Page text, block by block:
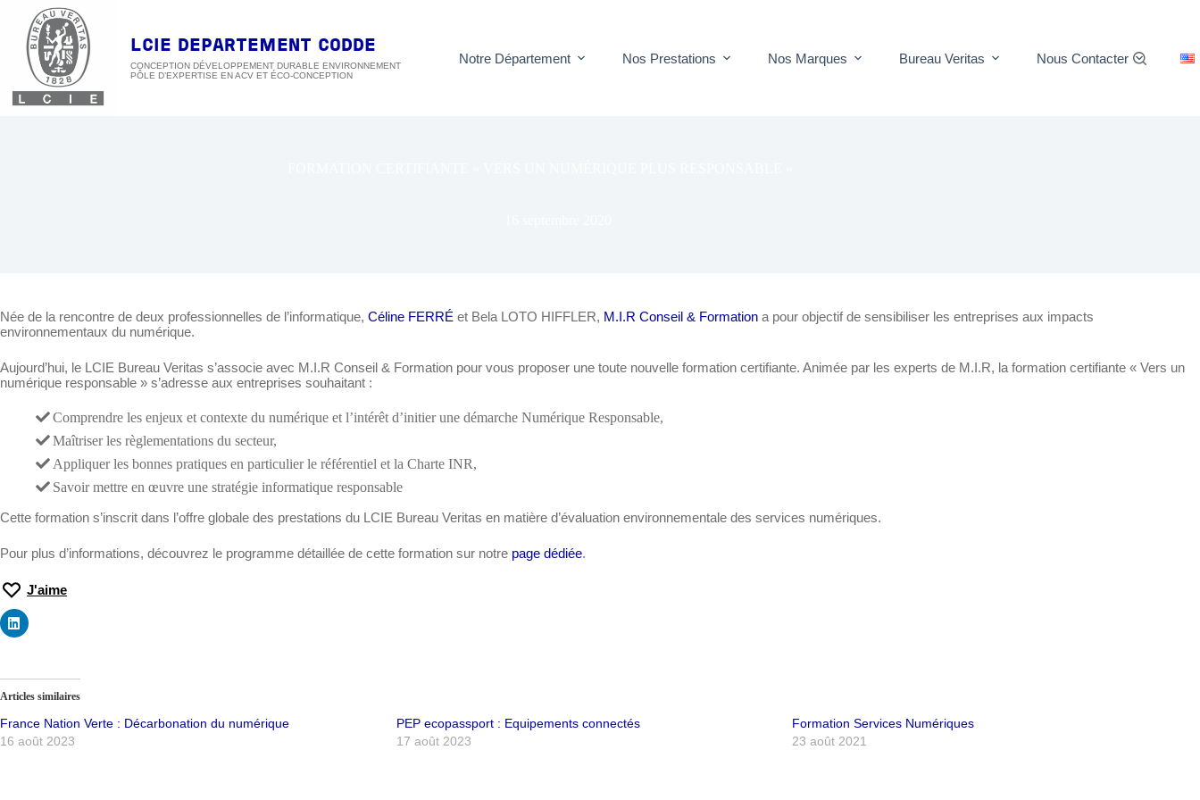
contenu
LCIE DEPARTEMENT CODDE
CONCEPTION DÉVELOPPEMENT DURABLE ENVIRONNEMENT Notre Département Nos Prestations Nos Marques Bureau Veritas Nous Contacter
Née de la rencontre de deux professionnelles de l’informatique, Céline FERRÉ et Bela LOTO HIFFLER, M.I.R Conseil & Formation a pour objectif de sensibiliser les entreprises aux impacts
environnementaux du numérique.
Aujourd’hui, le LCIE Bureau Veritas s’associe avec M.I.R Conseil & Formation pour vous proposer une toute nouvelle formation certifiante. Animée par les experts de M.I.R, la formation certifiante « Vers un
numérique responsable » s’adresse aux entreprises souhaitant :
Comprendre les enjeux et contexte du numérique et l’intérêt d’initier une démarche Numérique Responsable,
Maîtriser les règlementations du secteur,
Appliquer les bonnes pratiques en particulier le référentiel et la Charte INR,
Savoir mettre en œuvre une stratégie informatique responsable
Cette formation s’inscrit dans l’offre globale des prestations du LCIE Bureau Veritas en matière d’évaluation environnementale des services numériques.
Pour plus d’informations, découvrez le programme détaillée de cette formation sur notre page dédiée.
J'aime
Articles similaires
France Nation Verte : Décarbonation du numérique
16 août 2023
PEP ecopassport : Equipements connectés
17 août 2023
Formation Services Numériques
23 août 2021